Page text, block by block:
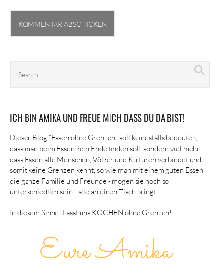
archives
ICH BIN AMIKA UND FREUE MICH DASS DU DA BIST!
Dieser Blog “Essen ohne Grenzen” soll keinesfalls bedeuten,
dass man beim Essen kein Ende finden soll, sondern viel mehr,
dass Essen alle Menschen, Völker und Kulturen verbindet und
somit keine Grenzen kennt, so wie man mit einem guten Essen
die ganze Familie und Freunde - mögen sie noch so
unterschiedlich sein - alle an einen Tisch bringt.
In diesem Sinne: Lasst uns KOCHEN ohne Grenzen!